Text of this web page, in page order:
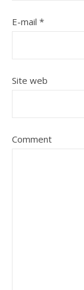
E-mail *
Site web
Comment